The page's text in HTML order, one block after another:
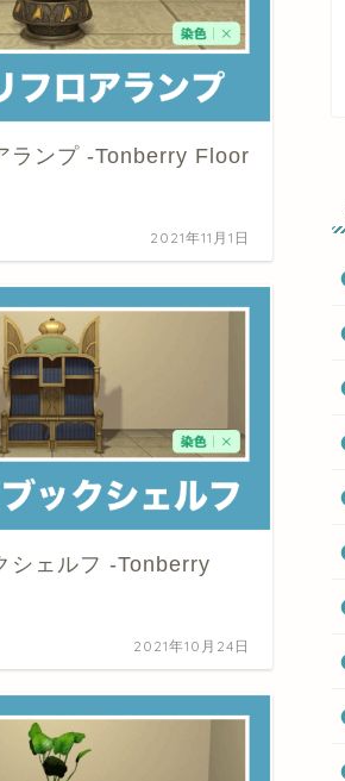
ランプ -Tonberry Floor
2021年11月1日
シェルフ -Tonberry
2021年10月24日